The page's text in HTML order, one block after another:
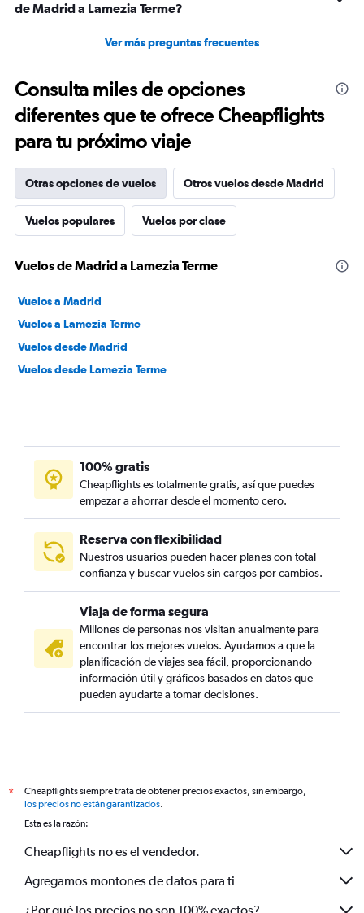
de Madrid a Lamezia Terme?
Ver más preguntas frecuentes
Consulta miles de opciones
diferentes que te ofrece Cheapflights
para tu próximo viaje
Otras opciones de vuelos Otros vuelos desde Madrid
Vuelos populares Vuelos por clase
Vuelos de Madrid a Lamezia Terme
Vuelos a Madrid
Vuelos a Lamezia Terme
Vuelos desde Madrid
Vuelos desde Lamezia Terme
100% gratis
Cheapflights es totalmente gratis, así que puedes
empezar a ahorrar desde el momento cero.
Reserva con flexibilidad
Nuestros usuarios pueden hacer planes con total
confianza y buscar vuelos sin cargos por cambios.
Viaja de forma segura
Millones de personas nos visitan anualmente para
encontrar los mejores vuelos. Ayudamos a que la
planificación de viajes sea fácil, proporcionando
información útil y gráficos basados en datos que
pueden ayudarte a tomar decisiones.
*
Cheapflights siempre trata de obtener precios exactos, sin embargo,
los precios no están garantizados.
Esta es la razón:
Cheapflights no es el vendedor.
Agregamos montones de datos para ti
¿Por qué los precios no son 100% exactos?